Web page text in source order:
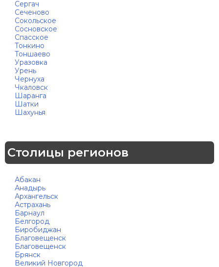
Сергач
Сеченово
Сокольское
Сосновское
Спасское
Тонкино
Тоншаево
Уразовка
Урень
Чернуха
Чкаловск
Шаранга
Шатки
Шахунья
Столицы регионов
Абакан
Анадырь
Архангельск
Астрахань
Барнаул
Белгород
Биробиджан
Благовещенск
Благовещенск
Брянск
Великий Новгород